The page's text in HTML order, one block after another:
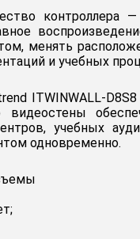
менять
и учебных
ITWINWALL-
видеостены
учебных
одновременно.